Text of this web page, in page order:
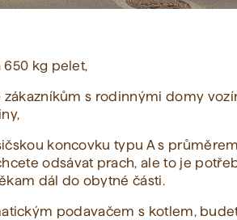
650 kg pelet,
s rodinnými domy
koncovku typu A s průměrem
odsávat prach, ale to je
dál do obytné části.
podavačem s kotlem,